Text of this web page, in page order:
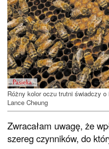
Różny kolor oczu trutni świadczy
Lance Cheung
Zwracałam uwagę, że
szereg czynników, do